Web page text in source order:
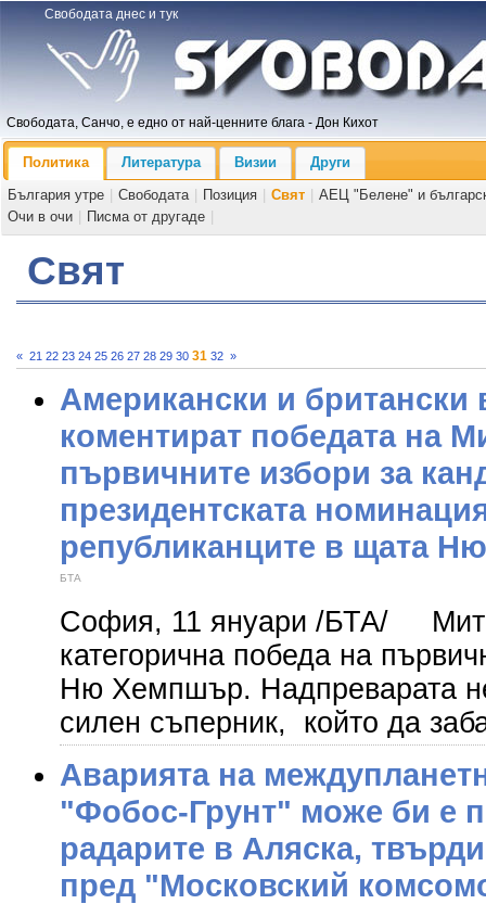
Свободата днес и тук
Свободата, Санчо, е едно от най-ценните блага - Дон Кихот
Политика Литература Визии
Други
България утре
Свободата Позиция Свят
АЕЦ "Белене" и
Очи в очи
Писма от другаде
Свят
« 21 22 23 24 25 26 27 28 29 30 31 32 »
Американски и британски
коментират победата на
първичните избори за
президентската
републиканците в щата
БТА
София, 11 януари /БТА/ Мит
категорична победа на
Ню Хемпшър. Надпреварата
силен съперник, който да
Аварията на
"Фобос-Грунт" може би е
радарите в Аляска,
пред "Московский